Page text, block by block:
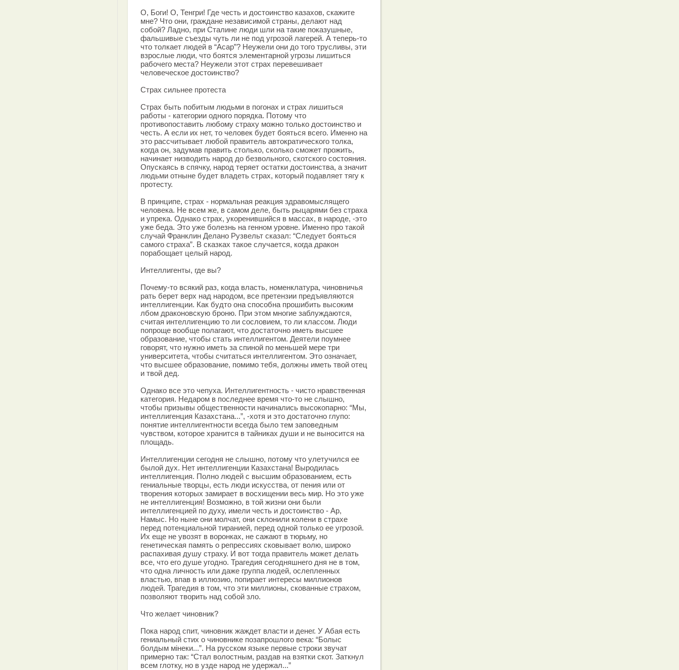
О, Боги! О, Тенгри! Где честь и достоинство казахов, скажите
мне? Что они, граждане независимой страны, делают над
собой? Ладно, при Сталине люди шли на такие показушные,
фальшивые съезды чуть ли не под угрозой лагерей. А теперь-то
что толкает людей в “Асар”? Неужели они до того трусливы, эти
взрослые люди, что боятся элементарной угрозы лишиться
рабочего места? Неужели этот страх перевешивает
человеческое достоинство?
Страх сильнее протеста
Страх быть побитым людьми в погонах и страх лишиться
работы - категории одного порядка. Потому что
противопоставить любому страху можно только достоинство и
честь. А если их нет, то человек будет бояться всего. Именно на
это рассчитывает любой правитель автократического толка,
когда он, задумав править столько, сколько сможет прожить,
начинает низводить народ до безвольного, скотского состояния.
Опускаясь в спячку, народ теряет остатки достоинства, а значит
людьми отныне будет владеть страх, который подавляет тягу к
протесту.
В принципе, страх - нормальная реакция здравомыслящего
человека. Не всем же, в самом деле, быть рыцарями без страха
и упрека. Однако страх, укоренившийся в массах, в народе, -это
уже беда. Это уже болезнь на генном уровне. Именно про такой
случай Франклин Делано Рузвельт сказал: “Следует бояться
самого страха”. В сказках такое случается, когда дракон
порабощает целый народ.
Интеллигенты, где вы?
Почему-то всякий раз, когда власть, номенклатура, чиновничья
рать берет верх над народом, все претензии предъявляются
интеллигенции. Как будто она способна прошибить высоким
лбом драконовскую броню. При этом многие заблуждаются,
считая интеллигенцию то ли сословием, то ли классом. Люди
попроще вообще полагают, что достаточно иметь высшее
образование, чтобы стать интеллигентом. Деятели поумнее
говорят, что нужно иметь за спиной по меньшей мере три
университета, чтобы считаться интеллигентом. Это означает,
что высшее образование, помимо тебя, должны иметь твой отец
и твой дед.
Однако все это чепуха. Интеллигентность - чисто нравственная
категория. Недаром в последнее время что-то не слышно,
чтобы призывы общественности начинались высокопарно: “Мы,
интеллигенция Казахстана...”, -хотя и это достаточно глупо:
понятие интеллигентности всегда было тем заповедным
чувством, которое хранится в тайниках души и не выносится на
площадь.
Интеллигенции сегодня не слышно, потому что улетучился ее
былой дух. Нет интеллигенции Казахстана! Выродилась
интеллигенция. Полно людей с высшим образованием, есть
гениальные творцы, есть люди искусства, от пения или от
творения которых замирает в восхищении весь мир. Но это уже
не интеллигенция! Возможно, в той жизни они были
интеллигенцией по духу, имели честь и достоинство - Ар,
Намыс. Но ныне они молчат, они склонили колени в страхе
перед потенциальной тиранией, перед одной только ее угрозой.
Их еще не увозят в воронках, не сажают в тюрьму, но
генетическая память о репрессиях сковывает волю, широко
распахивая душу страху. И вот тогда правитель может делать
все, что его душе угодно. Трагедия сегодняшнего дня не в том,
что одна личность или даже группа людей, ослепленных
властью, впав в иллюзию, попирает интересы миллионов
людей. Трагедия в том, что эти миллионы, скованные страхом,
позволяют творить над собой зло.
Что желает чиновник?
Пока народ спит, чиновник жаждет власти и денег. У Абая есть
гениальный стих о чиновнике позапрошлого века: “Болыс
болдым мiнеки...”. На русском языке первые строки звучат
примерно так: “Стал волостным, раздав на взятки скот. Заткнул
всем глотку, но в узде народ не удержал...”